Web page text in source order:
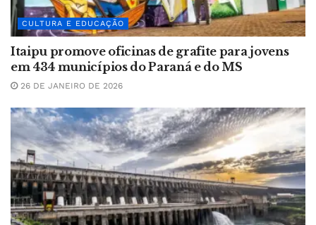
CULTURA E EDUCAÇÃO
Itaipu promove oficinas de grafite para jovens
em 434 municípios do Paraná e do MS
26 DE JANEIRO DE 2026